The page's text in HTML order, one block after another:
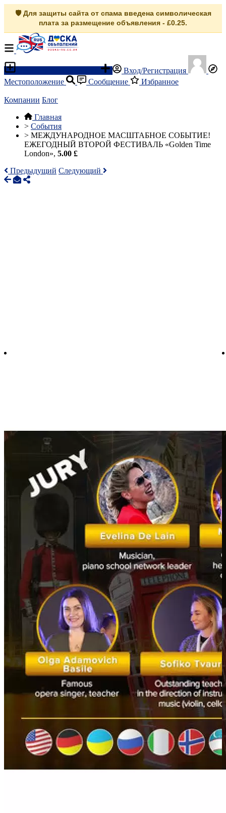
🛡️ Для защиты сайта от спама введена символическая
плата за размещение объявления - £0.25.
Вход/Регистрация
Местоположение
Сообщение Избранное
Компании Блог
Главная
> События
> МЕЖДУНАРОДНОЕ МАСШТАБНОЕ СОБЫТИЕ!
ЕЖЕГОДНЫЙ ВТОРОЙ ФЕСТИВАЛЬ «Golden Time
London», 5.00 £
Предыдущий Следующий